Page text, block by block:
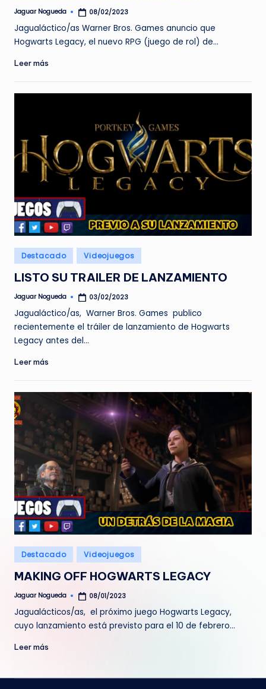
Publicado
Jaguar Nogueda 08/02/2023
Jagualáctico/as Warner Bros. Games anuncio que
Hogwarts Legacy, el nuevo RPG (juego de rol) de…
Leer más
Publicado
en
Destacado Videojuegos
LISTO SU TRAILER DE LANZAMIENTO
Publicado
Jaguar Nogueda 03/02/2023
Jagualáctico/as, Warner Bros. Games publico
recientemente el tráiler de lanzamiento de Hogwarts
Legacy antes del…
Leer más
Publicado
en
Destacado Videojuegos
MAKING OFF HOGWARTS LEGACY
Publicado
Jaguar Nogueda 08/01/2023
Jagualácticos/as, el próximo juego Hogwarts Legacy,
cuyo lanzamiento está previsto para el 10 de febrero…
Leer más